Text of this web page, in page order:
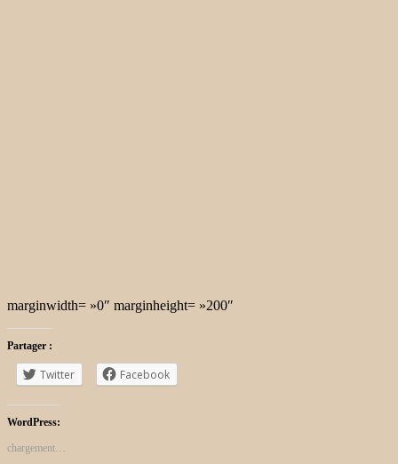
marginwidth= »0″ marginheight= »200″
Partager :
Twitter Facebook
WordPress:
chargement…